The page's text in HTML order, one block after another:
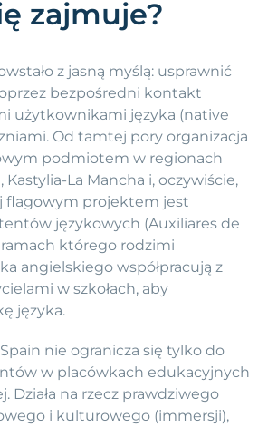
zajmuje?
z jasną myślą: usprawnić
bezpośredni kontakt
użytkownikami języka (native
Od tamtej pory organizacja
podmiotem w regionach
La Mancha i, oczywiście,
flagowym projektem jest
językowych (Auxiliares de
którego rodzimi
angielskiego współpracują z
w szkołach, aby
języka.
nie ogranicza się tylko do
w placówkach edukacyjnych
Działa na rzecz prawdziwego
i kulturowego (immersji),